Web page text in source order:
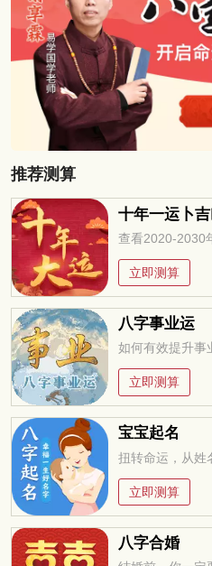
推荐测算
十年一运卜
查看2020-2030
立即测算
八字事业运
如何有效提升事
立即测算
宝宝起名
扭转命运，从姓
立即测算
八字合婚